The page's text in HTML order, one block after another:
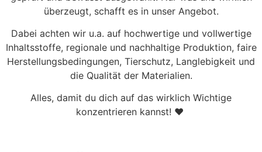
überzeugt, schafft es in unser Angebot.
Dabei achten wir u.a. auf hochwertige und vollwertige
Inhaltsstoffe, regionale und nachhaltige Produktion, faire
Herstellungsbedingungen, Tierschutz, Langlebigkeit und
die Qualität der Materialien.
Alles, damit du dich auf das wirklich Wichtige
konzentrieren kannst! ♥